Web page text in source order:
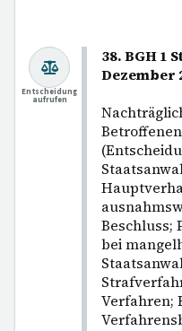
38. BGH 1
Dezember
Beschluss;
bei
Verfahren;
Entscheidung
aufrufen